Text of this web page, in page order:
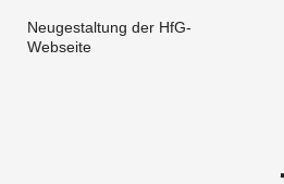
Neugestaltung der HfG-
Webseite